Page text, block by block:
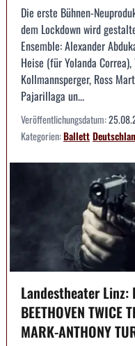
Die erste Bühnen-
dem Lockdown wird
Ensemble: Alexander
Heise (für Yolanda
Kollmannsperger, Ross
Pajarillaga un...
Veröffentlichungsdatum:
Kategorien:Ballett
Landestheater Linz:
BEETHOVEN TWICE
MARK-ANTHONY